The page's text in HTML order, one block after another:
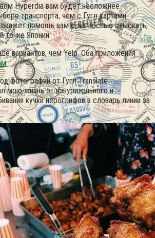
Hyperdia вам будет несложнее
транспорта, чем с Гугл картами.
помощь вам с лёгкостью отыскать,
точке Японии.
вариантов, чем Yelp. Оба приложения
.
фотографий от Гугл Translate
мою жизнь от изнурительного и
кучки иероглифов в словарь линии за